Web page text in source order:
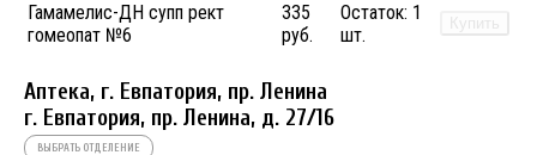
Гамамелис-ДН супп рект
гомеопат №6
335
руб.
Остаток: 1
шт.
Купить
Аптека, г. Евпатория, пр. Ленина
г. Евпатория, пр. Ленина, д. 27/16
ВЫБРАТЬ ОТДЕЛЕНИЕ